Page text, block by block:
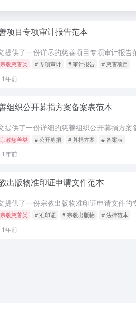
项目专项审计报告范本
宗教慈善类 # 专项审计 # 审计报告 # 慈善项目
1年前
组织公开募捐方案备案表范本
宗教慈善类 # 公开募捐 # 募捐方案 # 备案表
1年前
出版物准印证申请文件范本
宗教慈善类 # 准印证 # 宗教出版物 # 法律范本
1年前